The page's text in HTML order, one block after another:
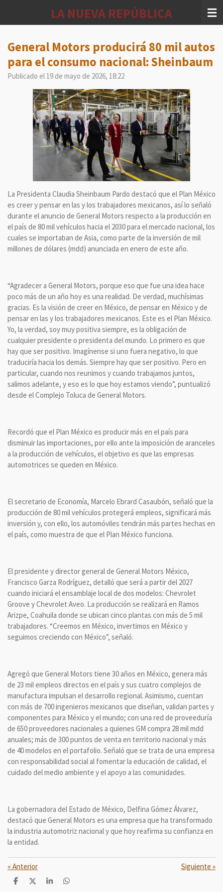
principal
LA NUEVA REPÚBLICA
General Motors producirá 80 mil autos
para el consumo nacional: Sheinbaum
Publicado el 19 de mayo de 2026, 18:22
La Presidenta Claudia Sheinbaum Pardo destacó que el Plan México
es creer y pensar en las y los trabajadores mexicanos, así lo señaló
durante el anuncio de General Motors respecto a la producción en
el país de 80 mil vehículos hacia el 2030 para el mercado nacional, los
cuales se importaban de Asia, como parte de la inversión de mil
millones de dólares (mdd) anunciada en enero de este año.
“Agradecer a General Motors, porque eso que fue una idea hace
poco más de un año hoy es una realidad. De verdad, muchísimas
gracias. Es la visión de creer en México, de pensar en México y de
pensar en las y los trabajadores mexicanos. Este es el Plan México.
Yo, la verdad, soy muy positiva siempre, es la obligación de
cualquier presidente o presidenta del mundo. Lo primero es que
hay que ser positivo. Imagínense si uno fuera negativo, lo que
traduciría hacia los demás. Siempre hay que ser positivo. Pero en
particular, cuando nos reunimos y cuando trabajamos juntos,
salimos adelante, y eso es lo que hoy estamos viendo”, puntualizó
desde el Complejo Toluca de General Motors.
Recordó que el Plan México es producir más en el país para
disminuir las importaciones, por ello ante la imposición de aranceles
a la producción de vehículos, el objetivo es que las empresas
automotrices se queden en México.
El secretario de Economía, Marcelo Ebrard Casaubón, señaló que la
producción de 80 mil vehículos protegerá empleos, significará más
inversión y, con ello, los automóviles tendrán más partes hechas en
el país, como muestra de que el Plan México funciona.
El presidente y director general de General Motors México,
Francisco Garza Rodríguez, detalló que será a partir del 2027
cuando iniciará el ensamblaje local de dos modelos: Chevrolet
Groove y Chevrolet Aveo. La producción se realizará en Ramos
Arizpe, Coahuila donde se ubican cinco plantas con más de 5 mil
trabajadores. “Creemos en México, invertimos en México y
seguimos creciendo con México”, señaló.
Agregó que General Motors tiene 30 años en México, genera más
de 23 mil empleos directos en el país y sus cuatro complejos de
manufactura impulsan el desarrollo regional. Asimismo, cuentan
con más de 700 ingenieros mexicanos que diseñan, validan partes y
componentes para México y el mundo; con una red de proveeduría
de 650 proveedores nacionales a quienes GM compra 28 mil mdd
anuales; más de 300 puntos de venta en territorio nacional y más
de 40 modelos en el portafolio. Señaló que se trata de una empresa
con responsabilidad social al fomentar la educación de calidad, el
cuidado del medio ambiente y el apoyo a las comunidades.
La gobernadora del Estado de México, Delfina Gómez Álvarez,
destacó que General Motors es una empresa que ha transformado
la industria automotriz nacional y que hoy reafirma su confianza en
la entidad.
« Anterior Siguiente »
C
C
C
C